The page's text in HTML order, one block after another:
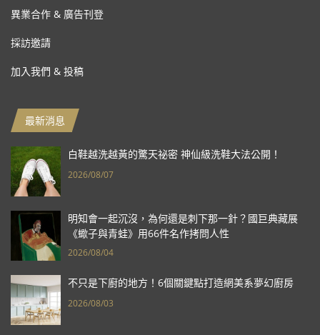
異業合作 & 廣告刊登
採訪邀請
加入我們 & 投稿
最新消息
白鞋越洗越黃的驚天祕密 神仙級洗鞋大法公開！
2026/08/07
明知會一起沉沒，為何還是刺下那一針？國巨典藏展
《蠍子與青蛙》用66件名作拷問人性
2026/08/04
不只是下廚的地方！6個關鍵點打造網美系夢幻廚房
2026/08/03